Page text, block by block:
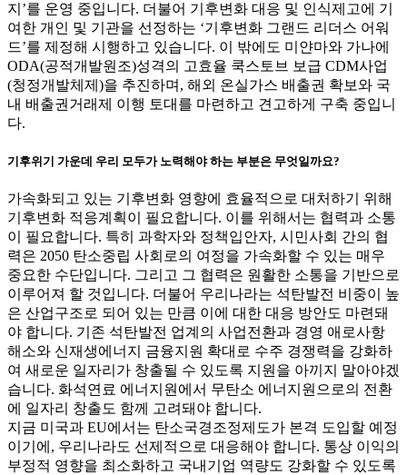
지’를 운영 중입니다. 더불어 기후변화 대응 및 인식제고에 기
여한 개인 및 기관을 선정하는 ‘기후변화 그랜드 리더스 어워
드’를 제정해 시행하고 있습니다. 이 밖에도 미얀마와 가나에
ODA(공적개발원조)성격의 고효율 쿡스토브 보급 CDM사업
(청정개발체제)을 추진하며, 해외 온실가스 배출권 확보와 국
내 배출권거래제 이행 토대를 마련하고 견고하게 구축 중입니
다.
기후위기 가운데 우리 모두가 노력해야 하는 부분은 무엇일까요?
가속화되고 있는 기후변화 영향에 효율적으로 대처하기 위해
기후변화 적응계획이 필요합니다. 이를 위해서는 협력과 소통
이 필요합니다. 특히 과학자와 정책입안자, 시민사회 간의 협
력은 2050 탄소중립 사회로의 여정을 가속화할 수 있는 매우
중요한 수단입니다. 그리고 그 협력은 원활한 소통을 기반으로
이루어져 할 것입니다. 더불어 우리나라는 석탄발전 비중이 높
은 산업구조로 되어 있는 만큼 이에 대한 대응 방안도 마련돼
야 합니다. 기존 석탄발전 업계의 사업전환과 경영 애로사항
해소와 신재생에너지 금융지원 확대로 수주 경쟁력을 강화하
여 새로운 일자리가 창출될 수 있도록 지원을 아끼지 말아야겠
습니다. 화석연료 에너지원에서 무탄소 에너지원으로의 전환
에 일자리 창출도 함께 고려돼야 합니다.
지금 미국과 EU에서는 탄소국경조정제도가 본격 도입할 예정
이기에, 우리나라도 선제적으로 대응해야 합니다. 통상 이익의
부정적 영향을 최소화하고 국내기업 역량도 강화할 수 있도록